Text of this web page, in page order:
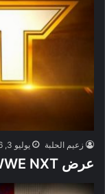
زعيم الحلبة يوليو 3, 2026
عرض WWE NXT الأخير 2-7-2026 كامل